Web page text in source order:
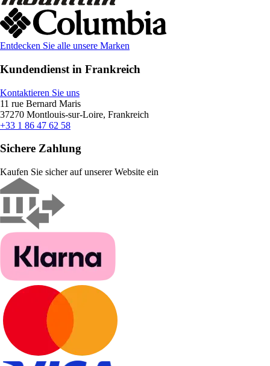
Entdecken Sie alle unsere Marken
Kundendienst in Frankreich
Kontaktieren Sie uns
11 rue Bernard Maris
37270 Montlouis-sur-Loire, Frankreich
+33 1 86 47 62 58
Sichere Zahlung
Kaufen Sie sicher auf unserer Website ein